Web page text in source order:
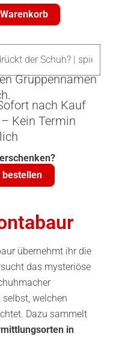
Gruppennamen
nach Kauf
Kein Termin
bestellen
übernehmt ihr die
das mysteriöse
welchen
Dazu sammelt
in